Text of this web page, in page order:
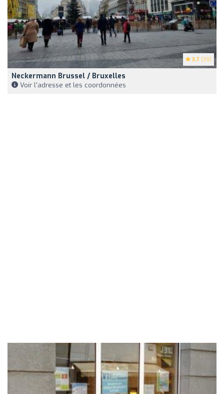
3.7 (39)
Neckermann Brussel / Bruxelles
Voir l'adresse et les coordonnées